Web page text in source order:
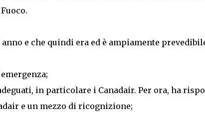
e che quindi era ed è ampiamente
in particolare i Canadair. Per ora, ha
e un mezzo di ricognizione;